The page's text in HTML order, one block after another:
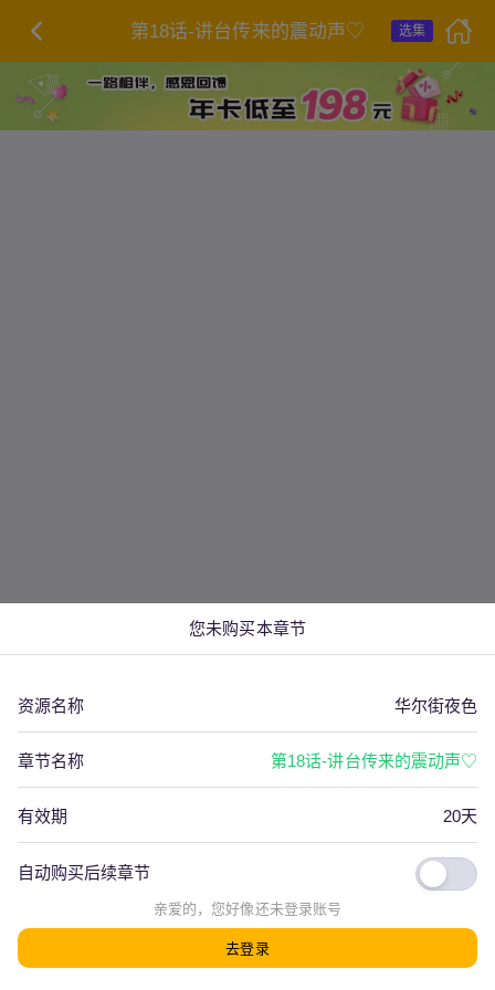
第18话-讲台传来的震动声♡ 选集
您未购买本章节
资源名称 华尔街夜色
章节名称 第18话-讲台传来的震动声♡
有效期 20天
自动购买后续章节
亲爱的，您好像还未登录账号
去登录
上一篇